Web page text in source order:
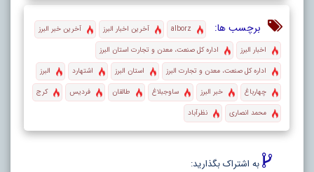
برچسب ها: alborz آخرین اخبار البرز
آخرین خبر البرز
اخبار البرز
اداره کل صنعت، معدن و تجارت استان البرز
اداره کل صنعت، معدن و تجارت البرز
استان البرز اشتهارد
البرز
چهارباغ
خبر البرز ساوجبلاغ طالقان فردیس
کرج
محمد انصاری
نظرآباد
به اشتراک بگذارید: